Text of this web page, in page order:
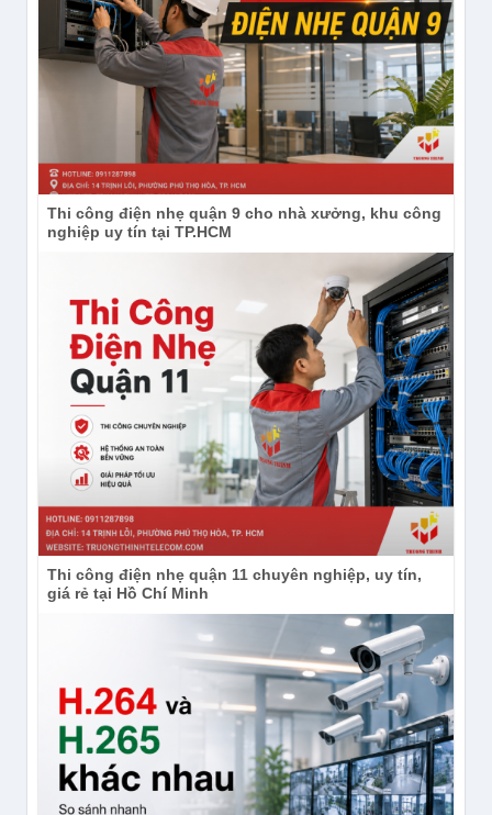
Thi công điện nhẹ quận 9 cho nhà xưởng, khu công
nghiệp uy tín tại TP.HCM
Thi công điện nhẹ quận 11 chuyên nghiệp, uy tín,
giá rẻ tại Hồ Chí Minh